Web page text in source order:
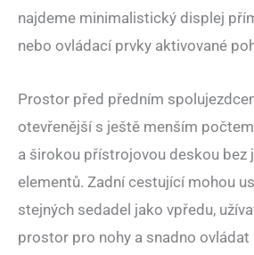
najdeme minimalistický displej
nebo ovládací prvky aktivované
Prostor před předním
otevřenější s ještě menším
a širokou přístrojovou deskou bez
elementů. Zadní cestující mohou
stejných sedadel jako vpředu,
prostor pro nohy a snadno